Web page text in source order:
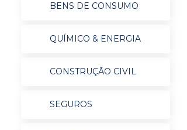
BENS DE CONSUMO
QUÍMICO & ENERGIA
CONSTRUÇÃO CIVIL
SEGUROS